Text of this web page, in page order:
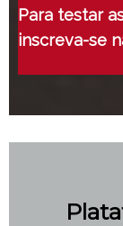
Para testar
inscreva-se